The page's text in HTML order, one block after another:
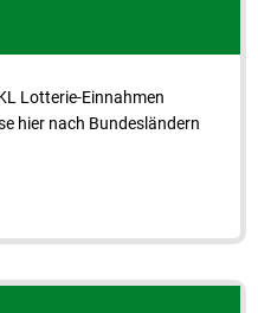
Lotterie-Ein­nahmen
hier nach Bundes­ländern